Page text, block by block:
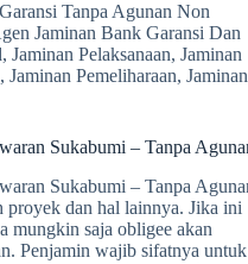
Tanpa Agunan Non
Jaminan Bank Garansi Dan
, Jaminan Pelaksanaan, Jaminan
, Jaminan Pemeliharaan, Jaminan
Sukabumi – Tanpa
Sukabumi – Tanpa
proyek dan hal lainnya. Jika ini
mungkin saja obligee akan
Penjamin wajib sifatnya untuk